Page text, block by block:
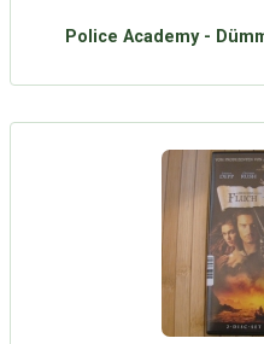
Police Academy -